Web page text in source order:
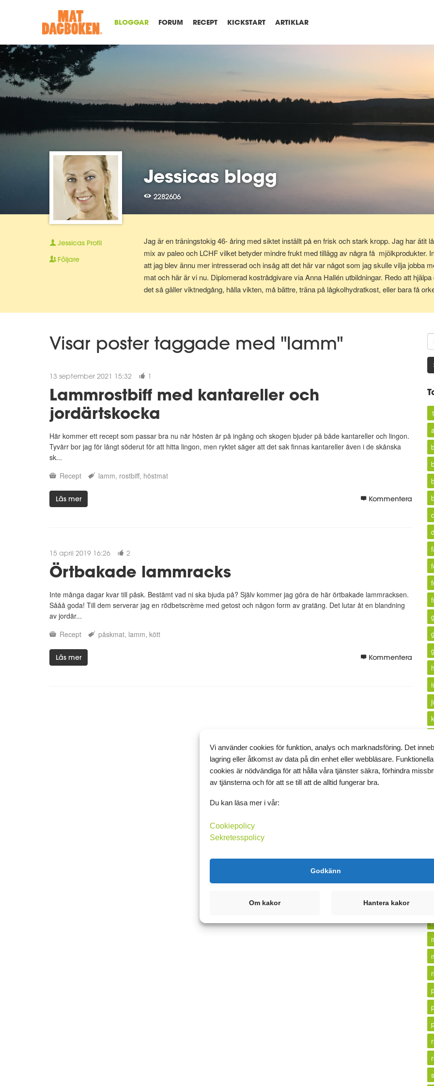
BLOGGAR FORUM RECEPT KICKSTART ARTIKLAR
Jessicas blogg
2282606
Jag är en träningstokig 46- åring med siktet inställt på en frisk och stark kropp. Jag har ätit
mix av paleo och LCHF vilket betyder mindre frukt med tillägg av några få mjölkprodukter.
att jag blev ännu mer intresserad och insåg att det här var något som jag skulle vilja jobba
mat och här är vi nu. Diplomerad kostrådgivare via Anna Hallén utbildningar. Redo att
det så gäller viktnedgång, hålla vikten, må bättre, träna på lågkolhydratkost, eller bara få
Jessicas Profil
Följare
Visar poster taggade med "lamm"
13 september 2021 15:32 1
Lammrostbiff med kantareller och
jordärtskocka
Här kommer ett recept som passar bra nu när hösten är på ingång och skogen bjuder på både kantareller och lingon.
Tyvärr bor jag för långt söderut för att hitta lingon, men ryktet säger att det sak finnas kantareller även i de skånska
sk...
Recept
lamm rostbiff höstmat
Läs mer Kommentera
15 april 2019 16:26 2
Örtbakade lammracks
Inte många dagar kvar till påsk. Bestämt vad ni ska bjuda på? Själv kommer jag göra de här örtbakade lammracksen.
Sååå goda! Till dem serverar jag en rödbetscrème med getost och någon form av gratäng. Det lutar åt en blandning
av jordär...
Recept
påskmat lamm kött
Läs mer Kommentera
Vi använder cookies för funktion, analys och marknadsföring. Det
lagring eller åtkomst av data på din enhet eller webbläsare. Funktionella
cookies är nödvändiga för att hålla våra tjänster säkra, förhindra
av tjänsterna och för att se till att de alltid fungerar bra.
Du kan läsa mer i vår:
Cookiepolicy
Sekretesspolicy
Godkänn
Om kakor Hantera kakor